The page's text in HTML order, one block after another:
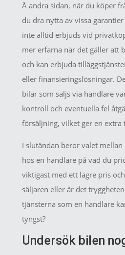
Å andra sidan, när du köper
du dra nytta av vissa
inte alltid erbjuds vid
mer erfarna när det gäller att
och kan erbjuda
eller finansieringslösningar.
bilar som säljs via handlare
kontroll och eventuella fel
försäljning, vilket ger en extra
I slutändan beror valet
hos en handlare på vad du
viktigast med ett lägre pris
säljaren eller är det
tjänsterna som en handlare
tyngst?
Undersök bilen